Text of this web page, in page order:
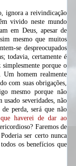
ignora a reivindicação
vivido neste mundo
em Deus, apesar de
mesmo que muitos
se despreocupados
todavia, certamente é
simplesmente porque o
Um homem realmente
com suas obrigações,
mesmo porque não
severidades, não
perda, será que não
haverei de dar ao
Faremos de
ser certo nunca
os benefícios que